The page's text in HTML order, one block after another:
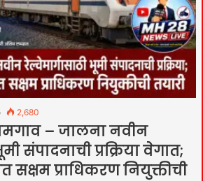
2,680
– जालना नवीन
संपादनाची प्रक्रिया वेगात;
सक्षम प्राधिकरण नियुक्तीची